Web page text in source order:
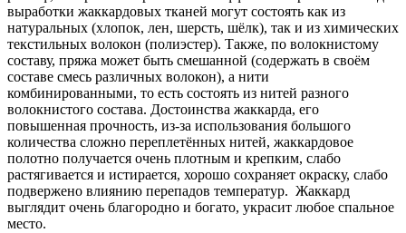
выработки жаккардовых тканей могут состоять как из
натуральных (хлопок, лен, шерсть, шёлк), так и из химических
текстильных волокон (полиэстер). Также, по волокнистому
составу, пряжа может быть смешанной (содержать в своём
составе смесь различных волокон), а нити
комбинированными, то есть состоять из нитей разного
волокнистого состава. Достоинства жаккарда, его
повышенная прочность, из-за использования большого
количества сложно переплетённых нитей, жаккардовое
полотно получается очень плотным и крепким, слабо
растягивается и истирается, хорошо сохраняет окраску, слабо
подвержено влиянию перепадов температур. Жаккард
выглядит очень благородно и богато, украсит любое спальное
место.